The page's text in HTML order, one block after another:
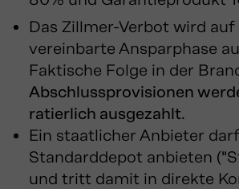
Das Zillmer-Verbot wird auf
vereinbarte Ansparphase
Faktische Folge in der
Abschlussprovisionen
ratierlich ausgezahlt.
Ein staatlicher Anbieter
Standarddepot anbieten
und tritt damit in direkte